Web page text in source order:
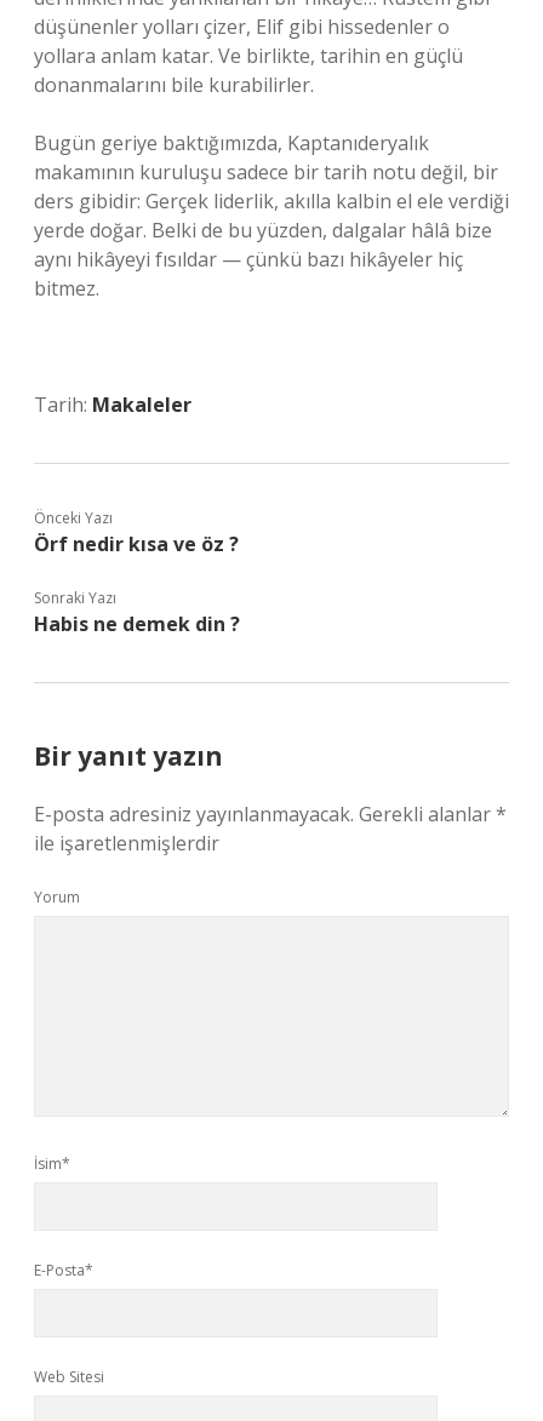
düşünenler yolları çizer, Elif gibi hissedenler o
yollara anlam katar. Ve birlikte, tarihin en güçlü
donanmalarını bile kurabilirler.
Bugün geriye baktığımızda, Kaptanıderyalık
makamının kuruluşu sadece bir tarih notu değil, bir
ders gibidir: Gerçek liderlik, akılla kalbin el ele verdiği
yerde doğar. Belki de bu yüzden, dalgalar hâlâ bize
aynı hikâyeyi fısıldar — çünkü bazı hikâyeler hiç
bitmez.
Tarih: Makaleler
Önceki Yazı
Örf nedir kısa ve öz ?
Sonraki Yazı
Habis ne demek din ?
Bir yanıt yazın
E-posta adresiniz yayınlanmayacak. Gerekli alanlar*
ile işaretlenmişlerdir
Yorum
İsim*
E-Posta*
Web Sitesi